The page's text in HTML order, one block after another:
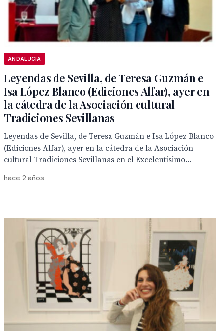
ANDALUCÍA
Leyendas de Sevilla, de Teresa Guzmán e
Isa López Blanco (Ediciones Alfar), ayer en
la cátedra de la Asociación cultural
Tradiciones Sevillanas
Leyendas de Sevilla, de Teresa Guzmán e Isa López Blanco
(Ediciones Alfar), ayer en la cátedra de la Asociación
cultural Tradiciones Sevillanas en el Excelentísimo...
hace 2 años